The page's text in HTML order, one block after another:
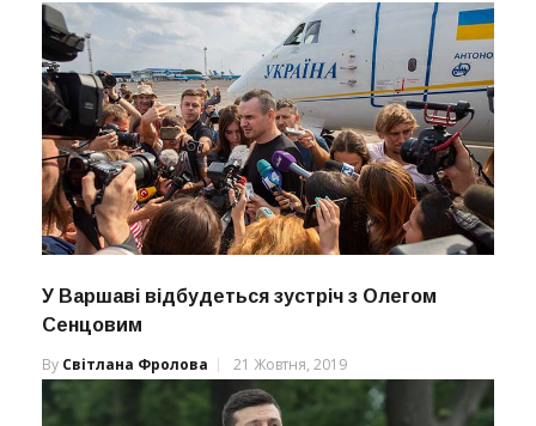
У Варшаві відбудеться зустріч з Олегом
Сенцовим
By Світлана Фролова 21 Жовтня, 2019